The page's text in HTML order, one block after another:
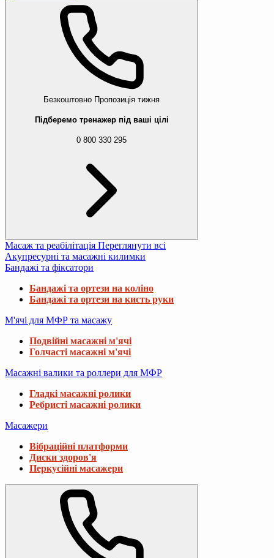
Безкоштовно Пропозиція тижня
Підберемо тренажер під ваші цілі
0 800 330 295
Масаж та реабілітація Переглянути всі
Акупресурні та масажні килимки
Бандажі та фіксатори
Бандажі та ортези на коліно
Бандажі та ортези на кисть руки
М'ячі для МФР та масажу
Подвійні масажні м'ячі
Голчасті масажні м'ячі
Масажні валики та роллери для МФР
Гладкі масажні ролики
Ребристі масажні ролики
Масажери
Вібраційні платформи
Диски здоров'я
Перкусійні масажери